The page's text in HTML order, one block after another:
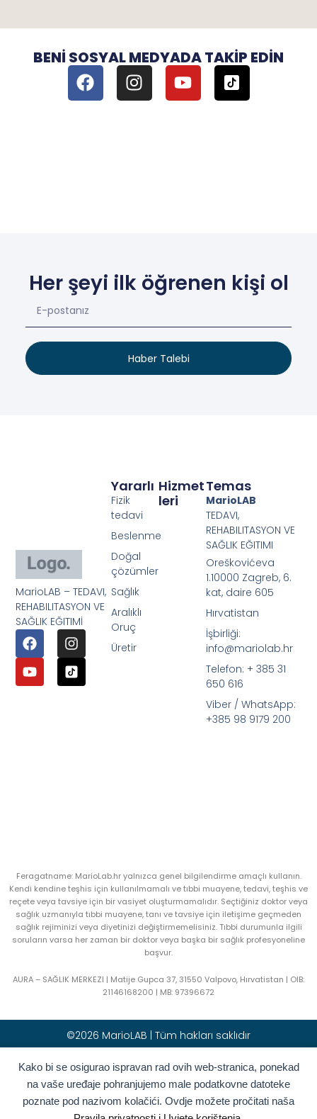
Kako bi se osigurao ispravan rad ovih web-stranica, ponekad
na vaše uređaje pohranjujemo male podatkovne datoteke
poznate pod nazivom kolačići. Ovdje možete pročitati naša
BENI SOSYAL MEDYADA TAKIP EDIN
Her şeyi ilk öğrenen kişi ol
Haber Talebi
MarioLAB – TEDAVI,
REHABILITASYON VE
SAĞLIK EĞITIMİ
Hizmet
Leri
Yararlı
Fizik
tedavi
Beslenme
Doğal
çözümler
Sağlık
Aralıklı
Oruç
Üretir
Temas
MarioLAB
TEDAVI,
REHABILITASYON VE
SAĞLIK EĞITIMI
Oreškovićeva
1.10000 Zagreb, 6.
kat, daire 605
Hırvatistan
İşbirliği:
info@mariolab.hr
Telefon: + 385 31
650 616
Viber / WhatsApp:
+385 98 9179 200
Feragatname: MarioLab.hr yalnızca genel bilgilendirme amaçlı kullanın.
Kendi kendine teşhis için kullanılmamalı ve tıbbi muayene, tedavi, teşhis ve
reçete veya tavsiye için bir vasiyet oluşturmamalıdır. Seçtiğiniz doktor veya
sağlık uzmanıyla tıbbi muayene, tanı ve tavsiye için iletişime geçmeden
sağlık rejiminizi veya diyetinizi değiştirmemelisiniz. Tıbbi durumunla ilgili
soruların varsa her zaman bir doktor veya başka bir sağlık profesyoneline
başvur.
AURA – SAĞLIK MERKEZI | Matije Gupca 37, 31550 Valpovo, Hırvatistan | OIB:
21146168200 | MB: 97396672
©2026 MarioLAB | Tüm hakları saklıdır
Hrvatski(Hırvatça) English(İngilizce)
Deutsch( Almanca) Polski(Polonyaca)
Română(Rumence) Italiano( İtalyanca)